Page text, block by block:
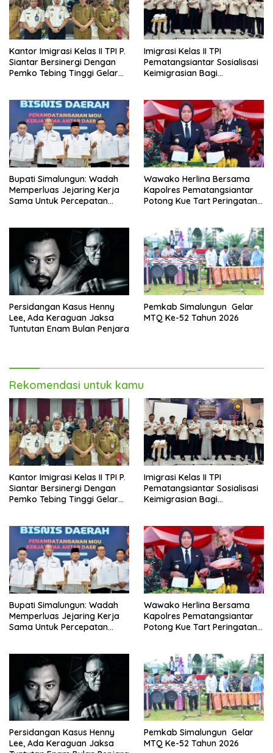
Kantor Imigrasi Kelas II TPI P.
Siantar Bersinergi Dengan
Pemko Tebing Tinggi Gelar
Imigrasi Kelas II TPI
Pematangsiantar Sosialisasi
Keimigrasian Bagi
Bupati Simalungun: Wadah
Memperluas Jejaring Kerja
Sama Untuk Percepatan
Wawako Herlina Bersama
Kapolres Pematangsiantar
Potong Kue Tart Peringatan
Persidangan Kasus Henny
Lee, Ada Keraguan Jaksa
Tuntutan Enam Bulan Penjara
Pemkab Simalungun Gelar
MTQ Ke-52 Tahun 2026
Rekomendasi untuk kamu
Kantor Imigrasi Kelas II TPI P.
Siantar Bersinergi Dengan
Pemko Tebing Tinggi Gelar
Imigrasi Kelas II TPI
Pematangsiantar Sosialisasi
Keimigrasian Bagi
Bupati Simalungun: Wadah
Memperluas Jejaring Kerja
Sama Untuk Percepatan
Wawako Herlina Bersama
Kapolres Pematangsiantar
Potong Kue Tart Peringatan
Persidangan Kasus Henny
Lee, Ada Keraguan Jaksa
Pemkab Simalungun Gelar
MTQ Ke-52 Tahun 2026